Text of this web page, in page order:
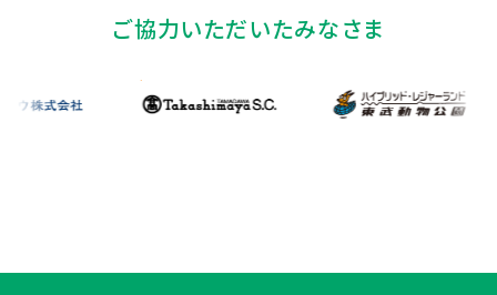
ご協力いただいたみなさま